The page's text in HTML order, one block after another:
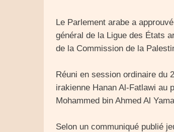
Le Parlement arabe a
général de la Ligue des États
de la Commission de la
Réuni en session ordinaire du
irakienne Hanan Al-Fatlawi au
Mohammed bin Ahmed Al
Selon un communiqué publié